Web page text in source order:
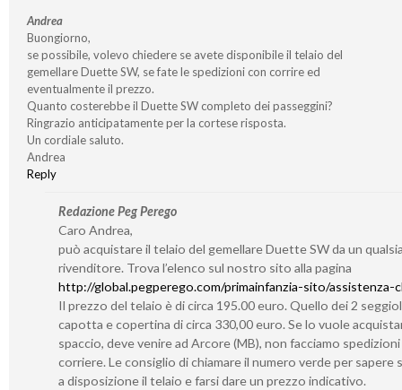
Andrea
Buongiorno,
se possibile, volevo chiedere se avete disponibile il telaio del
gemellare Duette SW, se fate le spedizioni con corrire ed
eventualmente il prezzo.
Quanto costerebbe il Duette SW completo dei passeggini?
Ringrazio anticipatamente per la cortese risposta.
Un cordiale saluto.
Andrea
Reply
Redazione Peg Perego
Caro Andrea,
può acquistare il telaio del gemellare Duette SW da un
rivenditore. Trova l’elenco sul nostro sito alla pagina
http://global.pegperego.com/primainfanzia-sito/assistenza-
Il prezzo del telaio è di circa 195.00 euro. Quello dei 2
capotta e copertina di circa 330,00 euro. Se lo vuole
spaccio, deve venire ad Arcore (MB), non facciamo
corriere. Le consiglio di chiamare il numero verde per sapere
a disposizione il telaio e farsi dare un prezzo indicativo.